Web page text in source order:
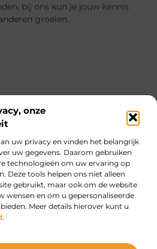
onze
uw privacy en vinden het belangrijk
uw gegevens. Daarom gebruiken
technologieën om uw ervaring op
Deze tools helpen ons niet alleen
gebruikt, maar ook om de website
wensen en om u gepersonaliseerde
Meer details hierover kunt u
.
bij ons kun je jouw kennis
groeien.
oneindige inspiratie.